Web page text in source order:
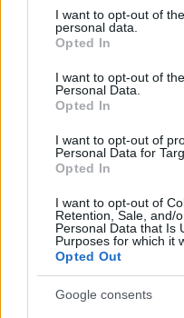
not limited to your visit or
grant or deny consent to
use your data for below
consent section.
I want to opt-out of
personal data.
Opted In
I want to opt-out of
Personal Data.
Opted In
I want to opt-out of
Personal Data for
Opted In
I want to opt-out of
Retention, Sale, and/
Personal Data that Is
Purposes for which it
Opted Out
Google consents
perfetto tra
molto altro.
per ottenere
dell’acquisto.
Quest’anno, Huawei
cari con regali unici e
imperdibili e la
Natale 2024 sarà
aspettare: le
dicembre! Visita
l’occasione per